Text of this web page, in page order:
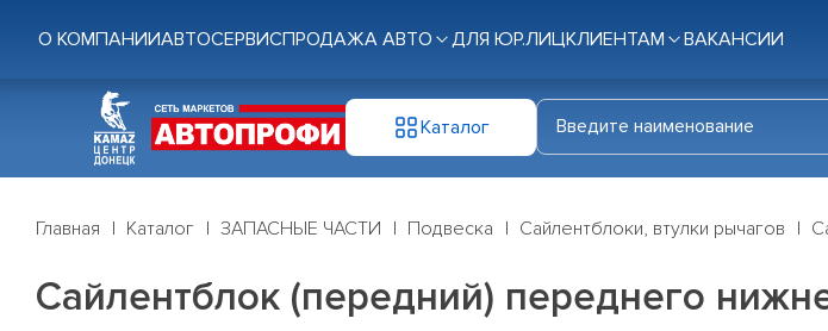
О КОМПАНИИАВТОСЕРВИСПРОДАЖА АВТО ДЛЯ ЮР.ЛИЦКЛИЕНТАМ ВАКАНСИИ
Каталог
Главная Каталог ЗАПАСНЫЕ ЧАСТИ Подвеска Сайлентблоки, втулки рычагов
Сайлентблок (передний) переднего